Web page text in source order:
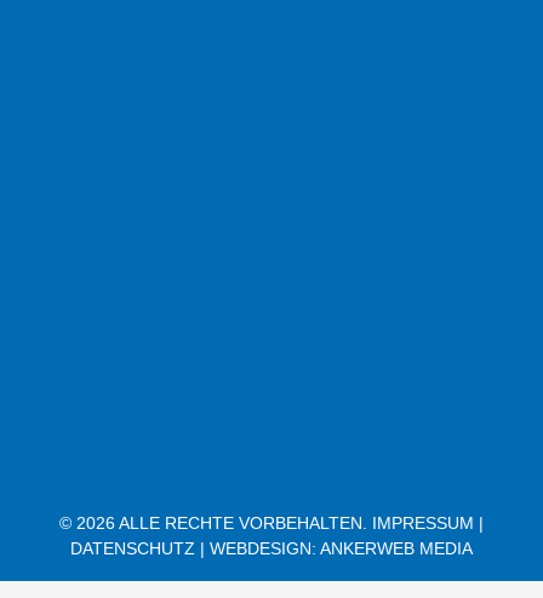
© 2026 ALLE RECHTE VORBEHALTEN. IMPRESSUM |
DATENSCHUTZ | WEBDESIGN: ANKERWEB MEDIA